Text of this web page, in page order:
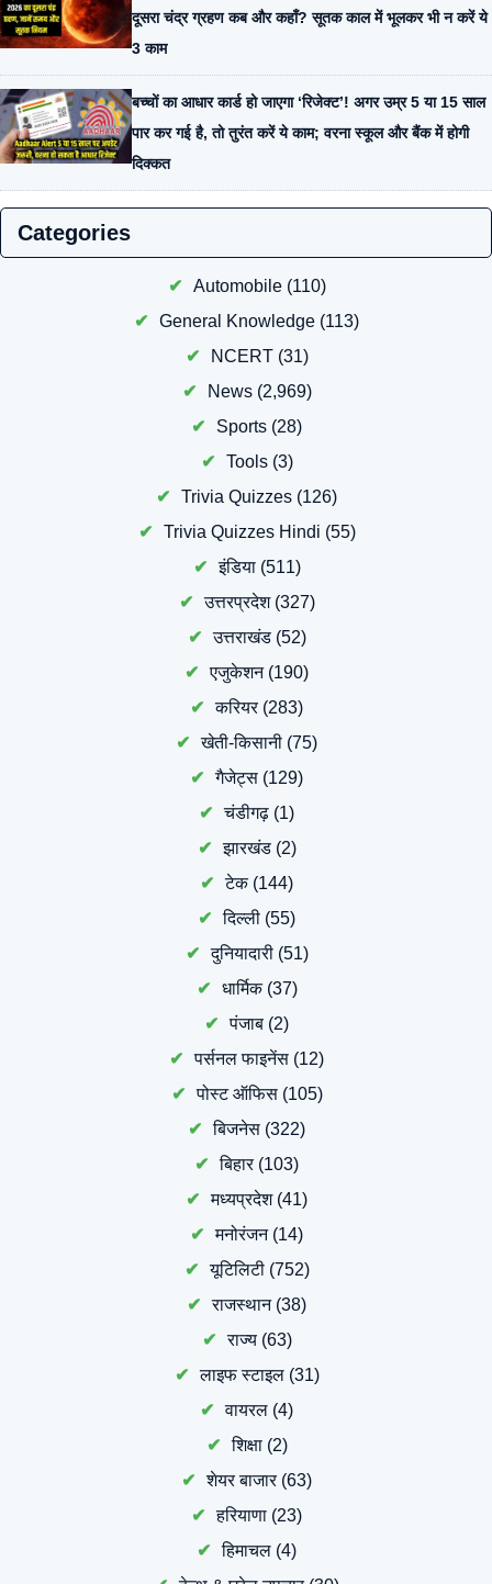
दूसरा चंद्र ग्रहण कब और कहाँ? सूतक काल में भूलकर भी न करें ये
3 काम
बच्चों का आधार कार्ड हो जाएगा ‘रिजेक्ट’! अगर उम्र 5 या 15 साल
पार कर गई है, तो तुरंत करें ये काम; वरना स्कूल और बैंक में होगी
दिक्कत
Categories
Automobile(110)
General Knowledge (113)
NCERT(31)
News(2,969)
Sports (28)
Tools(3)
Trivia Quizzes (126)
Trivia Quizzes Hindi (55)
इंडिया(511)
उत्तरप्रदेश(327)
उत्तराखंड(52)
एजुकेशन(190)
करियर(283)
खेती-किसानी (75)
गैजेट्स (129)
चंडीगढ़ (1)
झारखंड(2)
टेक(144)
दिल्ली (55)
दुनियादारी(51)
धार्मिक(37)
पंजाब (2)
पर्सनल फाइनेंस (12)
पोस्ट ऑफिस(105)
बिजनेस (322)
बिहार(103)
मध्यप्रदेश(41)
मनोरंजन(14)
यूटिलिटी(752)
राजस्थान(38)
राज्य(63)
लाइफ स्टाइल(31)
वायरल (4)
शिक्षा(2)
शेयर बाजार(63)
हरियाणा (23)
हिमाचल (4)